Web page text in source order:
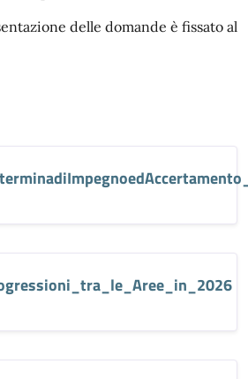
delle domande è fissato al